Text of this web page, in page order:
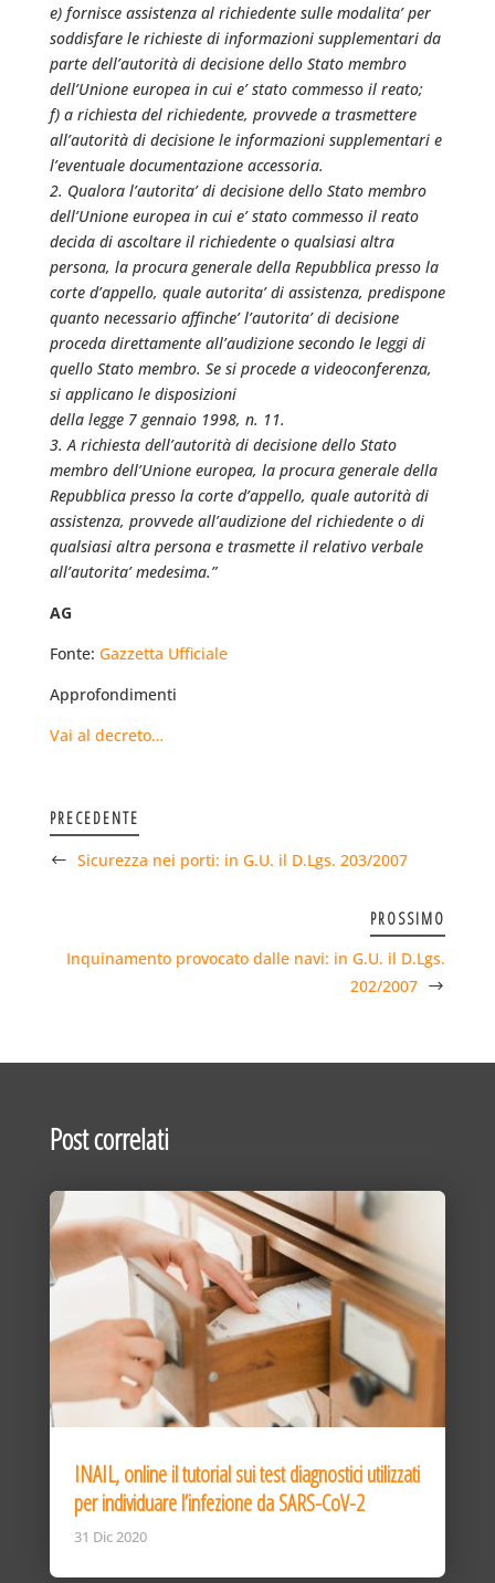
e) fornisce assistenza al richiedente sulle modalita’ per
soddisfare le richieste di informazioni supplementari da
parte dell’autorità di decisione dello Stato membro
dell’Unione europea in cui e’ stato commesso il reato;
f) a richiesta del richiedente, provvede a trasmettere
all’autorità di decisione le informazioni supplementari e
l’eventuale documentazione accessoria.
2. Qualora l’autorita’ di decisione dello Stato membro
dell’Unione europea in cui e’ stato commesso il reato
decida di ascoltare il richiedente o qualsiasi altra
persona, la procura generale della Repubblica presso la
corte d’appello, quale autorita’ di assistenza, predispone
quanto necessario affinche’ l’autorita’ di decisione
proceda direttamente all’audizione secondo le leggi di
quello Stato membro. Se si procede a videoconferenza,
si applicano le disposizioni
della legge 7 gennaio 1998, n. 11.
3. A richiesta dell’autorità di decisione dello Stato
membro dell’Unione europea, la procura generale della
Repubblica presso la corte d’appello, quale autorità di
assistenza, provvede all’audizione del richiedente o di
qualsiasi altra persona e trasmette il relativo verbale
all’autorita’ medesima.”
AG
Fonte: Gazzetta Ufficiale
Approfondimenti
Vai al decreto…
PRECEDENTE
Sicurezza nei porti: in G.U. il D.Lgs. 203/2007
PROSSIMO
Inquinamento provocato dalle navi: in G.U. il D.Lgs.
202/2007
Post correlati
INAIL, online il tutorial sui test diagnostici utilizzati
per individuare l’infezione da SARS-CoV-2
31 Dic 2020